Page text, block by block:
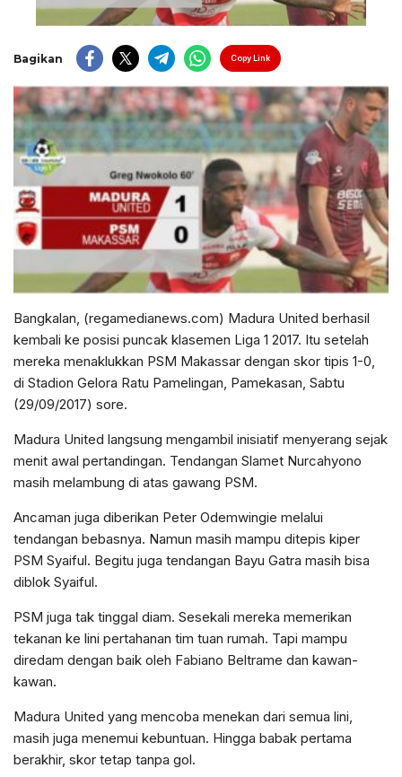
Bagikan Copy Link
Bangkalan, (regamedianews.com) Madura United berhasil
kembali ke posisi puncak klasemen Liga 1 2017. Itu setelah
mereka menaklukkan PSM Makassar dengan skor tipis 1-0,
di Stadion Gelora Ratu Pamelingan, Pamekasan, Sabtu
(29/09/2017) sore.
Madura United langsung mengambil inisiatif menyerang sejak
menit awal pertandingan. Tendangan Slamet Nurcahyono
masih melambung di atas gawang PSM.
Ancaman juga diberikan Peter Odemwingie melalui
tendangan bebasnya. Namun masih mampu ditepis kiper
PSM Syaiful. Begitu juga tendangan Bayu Gatra masih bisa
diblok Syaiful.
PSM juga tak tinggal diam. Sesekali mereka memerikan
tekanan ke lini pertahanan tim tuan rumah. Tapi mampu
diredam dengan baik oleh Fabiano Beltrame dan kawan-
kawan.
Madura United yang mencoba menekan dari semua lini,
masih juga menemui kebuntuan. Hingga babak pertama
berakhir, skor tetap tanpa gol.